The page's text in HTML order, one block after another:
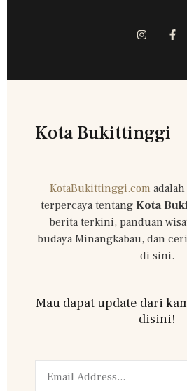
Kota Bukittinggi
KotaBukittinggi.com
terpercaya tentang Kota
berita terkini, panduan
budaya Minangkabau, dan
di sini.
Mau dapat update dari
disini!